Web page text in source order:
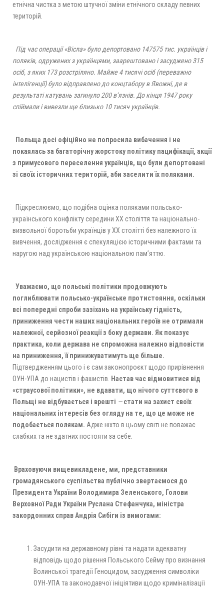
етнічна чистка з метою штучної зміни етнічного складу певних
територій.
Під час операції «Вісла» було депортовано 147575 тис. українців і
поляків, одружених з українцями, заарештовано і засуджено 315
осіб, з яких 173 розстріляно. Майже 4 тисячі осіб (переважно
інтелігенції) було відправлено до концтабору в Явожні, де в
результаті катувань загинуло 200 в’язнів. До кінця 1947 року
спіймали і вивезли ще близько 10 тисяч українців.
Польща досі офіційно не попросила вибачення і не
покаялась за багаторічну жорстоку політику пацифікації, акції
з примусового переселення українців, що були депортовані
зі своїх історичних територій, аби заселити їх поляками.
Підкреслюємо, що подібна оцінка поляками польсько-
українського конфлікту середини ХХ століття та національно-
визвольної боротьби українців у ХХ столітті без належного їх
вивчення, дослідження є спекуляцією історичними фактами та
наругою над українською національною пам’яттю.
Уважаємо, що польські політики продовжують
поглиблювати польсько-українське протистояння, оскільки
всі попередні спроби зазіхань на українську гідність,
приниження чести наших національних героїв не отримали
належної, серйозної реакції з боку держави. Як показує
практика, коли держава не спроможна належно відповісти
на приниження, її принижуватимуть ще більше.
Підтвердженням цього і є сам законопроєкт щодо прирівнення
ОУН-УПА до нацистів і фашистів.
Настав час відмовитися від
«страусової політики», не вдавати, що нічого суттєвого в
Польщі не відбувається і врешті —стати на захист своїх
національних інтересів без огляду на те, що це може не
подобається полякам. Адже ніхто в цьому світі не поважає
слабких та не здатних постояти за себе.
Враховуючи вищевикладене, ми, представники
громадянського суспільства публічно звертаємося до
Президента України Володимира Зеленського, Голови
Верховної Ради України Руслана Стефанчука, міністра
закордонних справ Андрія Сибіги із вимогами:
Засудити на державному рівні та надати адекватну
відповідь щодо рішення Польського Сейму про визнання
Волинської трагедії Геноцидом, засудження символіки
ОУН-УПА та законодавчої ініціятиви щодо криміналізації